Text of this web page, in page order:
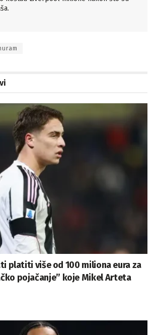
platiti više od 100 miliona eura za
pojačanje” koje Mikel Arteta